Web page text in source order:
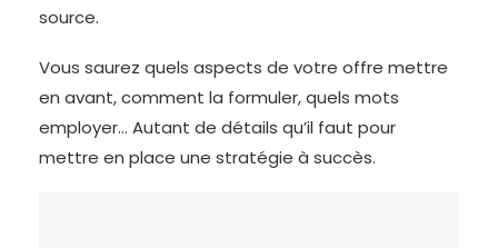
source.
Vous saurez quels aspects de votre offre mettre
en avant, comment la formuler, quels mots
employer… Autant de détails qu’il faut pour
mettre en place une stratégie à succès.